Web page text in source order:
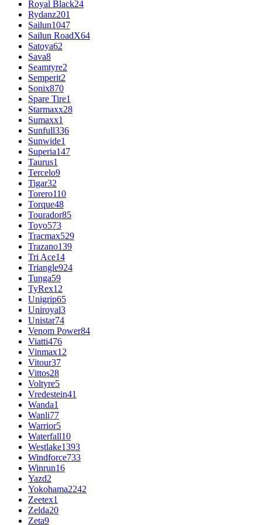
Royal Black24
Rydanz201
Sailun1047
Sailun RoadX64
Satoya62
Sava8
Seamtyre2
Semperit2
Sonix870
Spare Tire1
Starmaxx28
Sumaxx1
Sunfull336
Sunwide1
Superia147
Taurus1
Tercelo9
Tigar32
Torero110
Torque48
Tourador85
Toyo573
Tracmax529
Trazano139
Tri Ace14
Triangle924
Tunga59
TyRex12
Unigrip65
Uniroyal3
Unistar74
Venom Power84
Viatti476
Vinmax12
Vitour37
Vittos28
Voltyre5
Vredestein41
Wanda1
Wanli77
Warrior5
Waterfall10
Westlake1393
Windforce733
Winrun16
Yazd2
Yokohama2242
Zeetex1
Zelda20
Zeta9